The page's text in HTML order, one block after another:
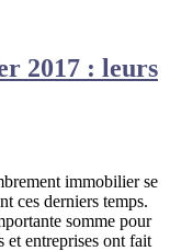
2017 : leurs
immobilier se
ces derniers temps.
somme pour
et entreprises ont fait